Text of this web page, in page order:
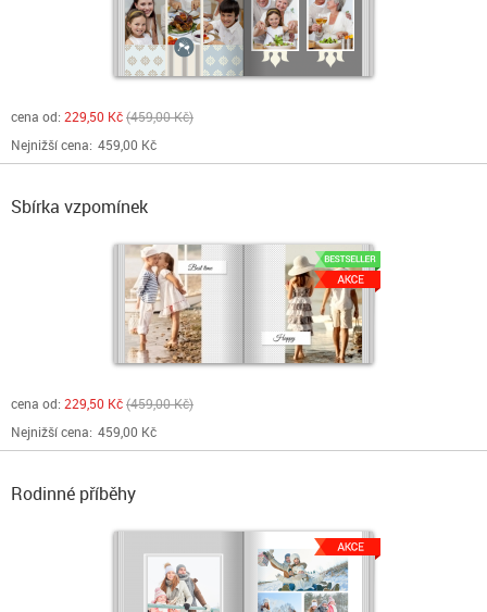
cena od: 229,50 Kč 459,00 Kč
Nejnižší cena: 459,00 Kč
Sbírka vzpomínek
cena od: 229,50 Kč 459,00 Kč
Nejnižší cena: 459,00 Kč
Rodinné příběhy